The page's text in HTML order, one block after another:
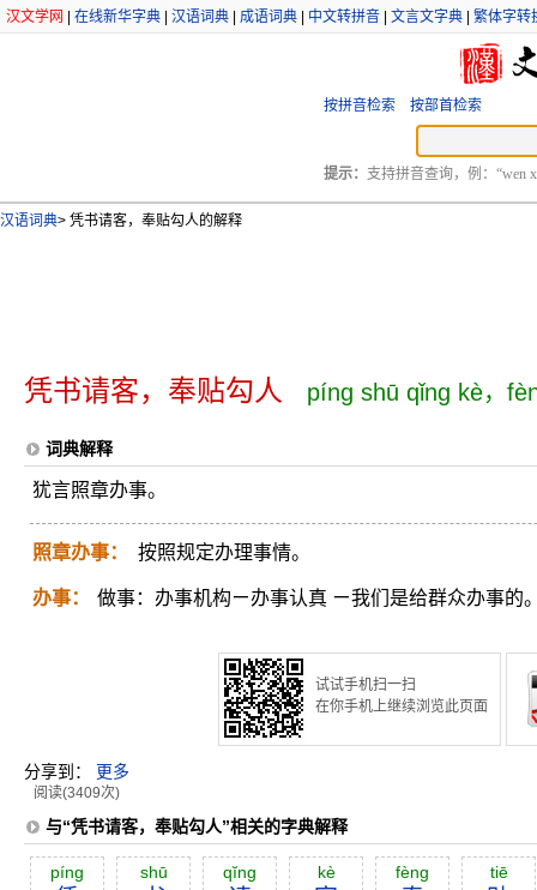
汉文学网 在线新华字典 汉语词典 成语词典 中文转拼音 文言文字典 繁体字转
按拼音检索 按部首检索
提示： 支持拼音查询，例：“wen
汉语词典> 凭书请客，奉贴勾人的解释
凭书请客，奉贴勾人 píng shū qǐng kè，
词典解释
犹言照章办事。
照章办事： 按照规定办理事情。
办事： 做事：办事机构ㄧ办事认真 ㄧ我们是给群众办事的
试试手机扫一扫
在你手机上继续浏览此页面
分享到： 更多
阅读(3409次)
与“凭书请客，奉贴勾人”相关的字典解释
píng shū qĭng kè fèng tiē